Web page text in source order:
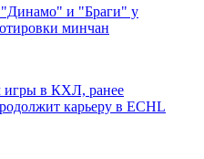
"Динамо" и "Браги" у
минчан
игры в КХЛ, ранее
карьеру в ECHL